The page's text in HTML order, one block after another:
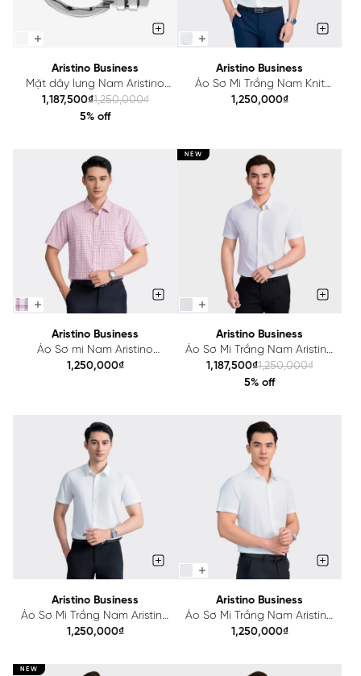
Aristino Business
Mặt dây lưng Nam Aristino
Business 1BK0010Z
1,187,500₫1,250,000₫
5% off
Aristino Business
Áo Sơ Mi Trắng Nam Knit
Nhật Aristino Business Knit
1,250,000₫
Aristino Business
Áo Sơ mi Nam Aristino
Business Fiero 1SS002AZ
1,250,000₫
NEW
Aristino Business
Áo Sơ Mi Trắng Nam Aristino
Business Slim Fit 1SS045AS1
1,187,500₫1,250,000₫
5% off
Aristino Business
Áo Sơ Mi Trắng Nam Aristino
Business 1SS032AZ
1,250,000₫
Aristino Business
Áo Sơ Mi Trắng Nam Aristino
Business 1SS066AZ
1,250,000₫
NEW